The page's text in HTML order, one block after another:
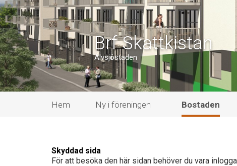
Brf Skattkistan
Älvsjöstaden
Hem Ny i föreningen Bostaden
Skyddad sida
För att besöka den här sidan behöver du vara